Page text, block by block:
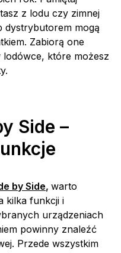
z lodu czy zimnej
dystrybutorem mogą
Zabiorą one
lodówce, które możesz
Side –
by Side, warto
kilka funkcji i
urządzeniach
powinny znaleźć
Przede wszystkim